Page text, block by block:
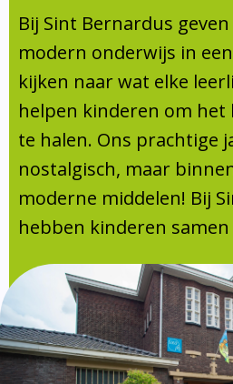
Onderwijs
Leerlingenraad
Leerlingenzorg
Doorstroomtoets
Jeugdprofessional
Centrum Jeugd en
Schoollogopedie
Schooltijden
Absentie
Vakanties
Aanmelden
Schoolgids
Gezonde school
Kinderopvang
Ouders
Ouderraad (OR)
Formulieren
Klachtenregeling
Contact
Bij Sint Bernardus
modern onderwijs in
kijken naar wat elke
helpen kinderen om het
te halen. Ons prachtige
nostalgisch, maar
moderne middelen! Bij
hebben kinderen